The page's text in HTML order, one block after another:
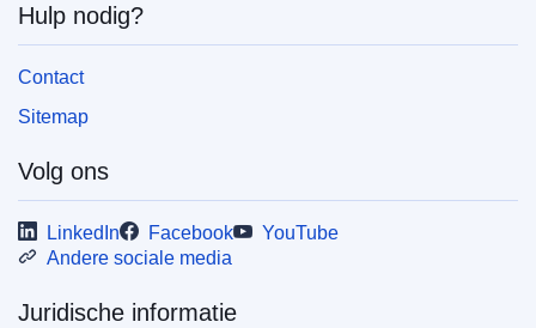
Hulp nodig?
Contact
Sitemap
Volg ons
LinkedIn Facebook
YouTube
Andere sociale media
Juridische informatie